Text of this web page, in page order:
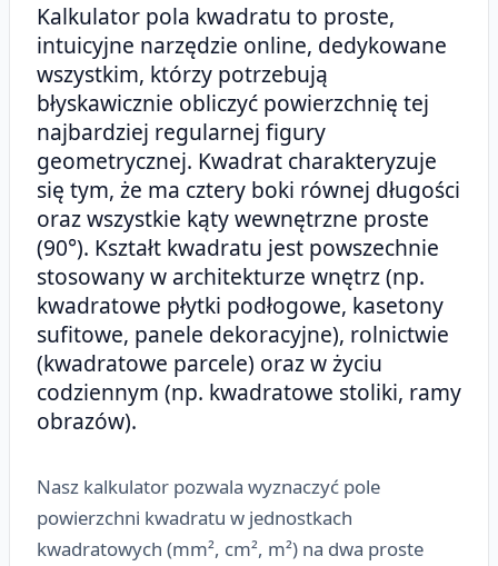
Kalkulator pola kwadratu to proste,
intuicyjne narzędzie online, dedykowane
wszystkim, którzy potrzebują
błyskawicznie obliczyć powierzchnię tej
najbardziej regularnej figury
geometrycznej. Kwadrat charakteryzuje
się tym, że ma cztery boki równej długości
oraz wszystkie kąty wewnętrzne proste
(90°). Kształt kwadratu jest powszechnie
stosowany w architekturze wnętrz (np.
kwadratowe płytki podłogowe, kasetony
sufitowe, panele dekoracyjne), rolnictwie
(kwadratowe parcele) oraz w życiu
codziennym (np. kwadratowe stoliki, ramy
obrazów).
Nasz kalkulator pozwala wyznaczyć pole
powierzchni kwadratu w jednostkach
kwadratowych (mm², cm², m²) na dwa proste